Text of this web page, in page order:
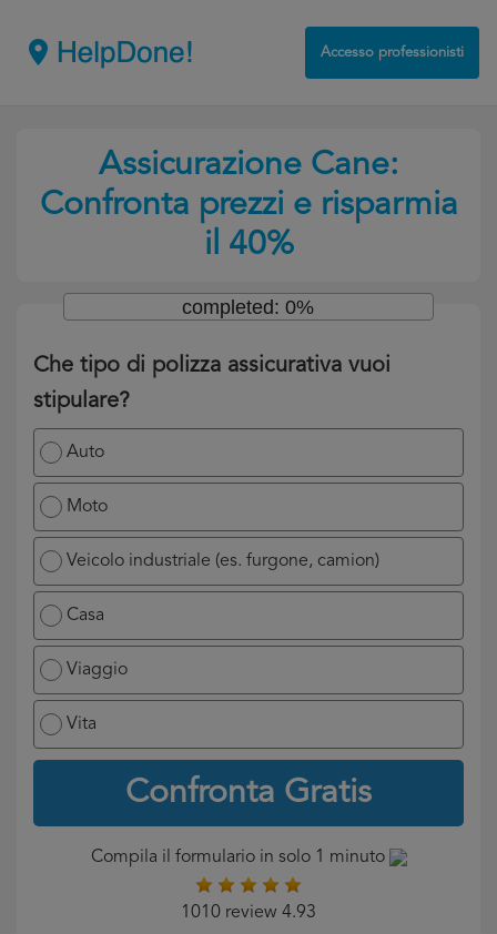
Accesso professionisti
Assicurazione Cane:
Confronta prezzi e risparmia
il 40%
Che tipo di polizza assicurativa vuoi
stipulare?
Auto
Moto
Veicolo industriale (es. furgone, camion)
Casa
Viaggio
Vita
Confronta Gratis
completed: 0%
Compila il formulario in solo 1 minuto
1010 review 4.93